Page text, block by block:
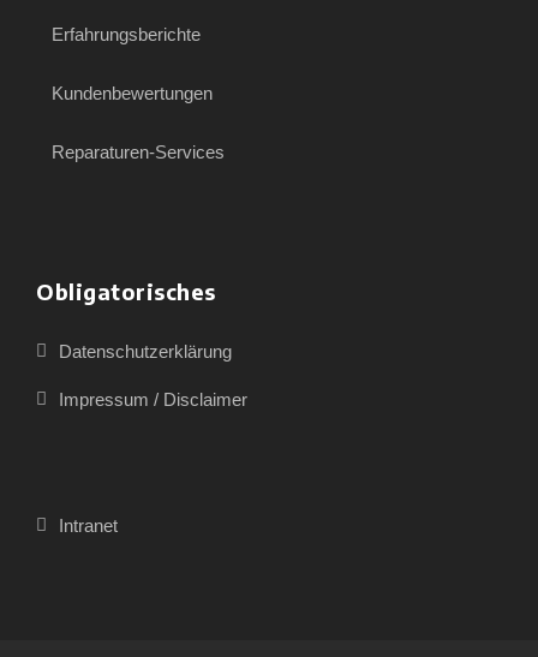
Erfahrungsberichte
Kundenbewertungen
Reparaturen-Services
Obligatorisches
Datenschutzerklärung
Impressum / Disclaimer
Intranet